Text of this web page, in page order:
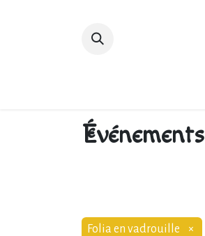
Événements
Folia en vadrouille ×